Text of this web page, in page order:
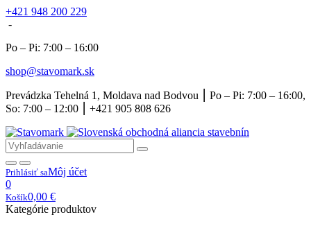
+421 948 200 229
-
Po – Pi: 7:00 – 16:00
shop@stavomark.sk
Prevádzka Tehelná 1, Moldava nad Bodvou ⎮ Po – Pi: 7:00 – 16:00,
So: 7:00 – 12:00 ⎮ +421 905 808 626
Prihlásiť saMôj účet
0
Košík0,00 €
Kategórie produktov